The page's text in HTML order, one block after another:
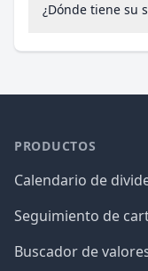
¿Dónde tiene su
PRODUCTOS
Calendario de
Seguimiento de
Buscador de